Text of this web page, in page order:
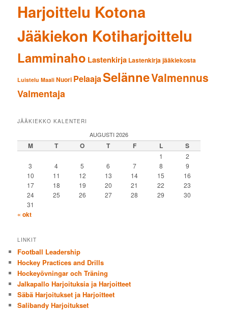
Harjoittelu Kotona
Jääkiekon Kotiharjoittelu
Lamminaho Lastenkirja Lastenkirja jääkiekosta
Luistelu Maali Nuori PelaajaSelänneValmennus
Valmentaja
JÄÄKIEKKO KALENTERI
AUGUSTI 2026
M T O T F L S
1
2
3
4 5 6 7 8
9
10
11 12 13 14 15
16
17
18 19 20 21 22
23
24
25 26 27 28 29
30
31
« okt
LINKIT
Football Leadership
Hockey Practices and Drills
Hockeyövningar och Träning
Jalkapallo Harjoituksia ja Harjoitteet
Säbä Harjoitukset ja Harjoitteet
Salibandy Harjoitukset